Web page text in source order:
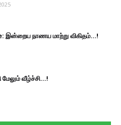
இன்றைய நாணய மாற்று விகிதம்...!
மேலும் வீழ்ச்சி...!